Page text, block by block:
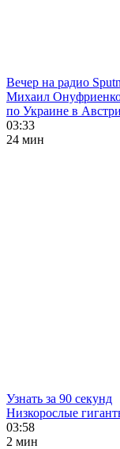
Вечер на радио
Михаил
по Украине в
03:33
24 мин
Узнать за 90 секунд
Низкорослые
03:58
2 мин